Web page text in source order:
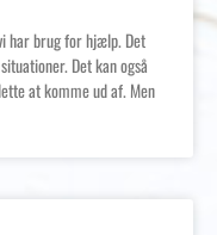
har brug for hjælp. Det
Det kan også
at komme ud af. Men